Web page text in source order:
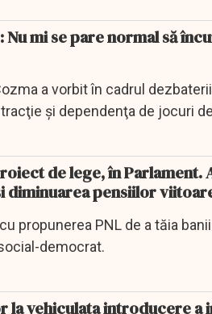
Nu mi se pare normal să
a vorbit în cadrul
şi dependenţa de jocuri
de lege, în Parlament.
diminuarea pensiilor
propunerea PNL de a tăia
democrat.
vehiculata introducere a